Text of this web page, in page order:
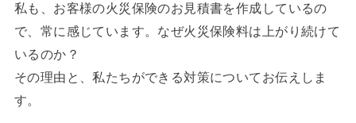
私も、お客様の火災保険のお見積書を作成しているの
で、常に感じています。なぜ火災保険料は上がり続けて
いるのか？
その理由と、私たちができる対策についてお伝えしま
す。